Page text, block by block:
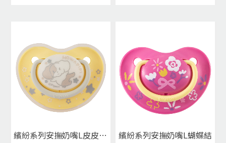
繽紛系列安撫奶嘴L皮皮狗黃 繽紛系列安撫奶嘴L蝴蝶結